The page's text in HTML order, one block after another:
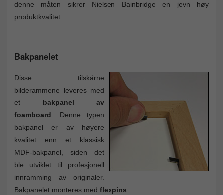
denne måten sikrer Nielsen Bainbridge en jevn høy
produktkvalitet.
Bakpanelet
Disse tilskårne
bilderammene leveres med
et bakpanel av
foamboard. Denne typen
bakpanel er av høyere
kvalitet enn et klassisk
MDF-bakpanel, siden det
ble utviklet til profesjonell
innramming av originaler.
Bakpanelet monteres med flexpins.